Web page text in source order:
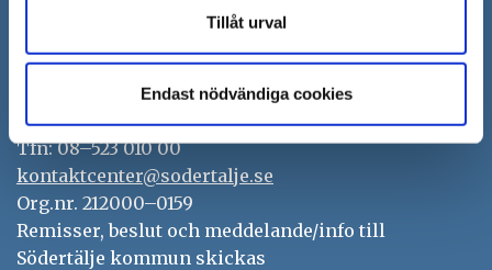
Tillåt urval
Endast nödvändiga cookies
Södertälje kommun
151 89 Södertälje
Besöksadress: Nyköpingsvägen 26
Tfn: 08–523 010 00
kontaktcenter@sodertalje.se
Org.nr. 212000–0159
Remisser, beslut och meddelande/info till
Södertälje kommun skickas